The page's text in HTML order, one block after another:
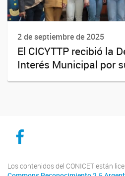
2 de septiembre de 2025
El CICYTTP recibió la
Interés Municipal por
CICYTTP en Facebook
Los contenidos del CONICET están